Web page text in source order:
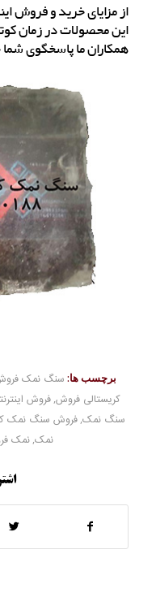
از مزایای خرید و فروش
این محصولات در زمان
همکاران ما پاسخگوی
برچسب ها: سنگ نمک
کریستالی فروش, فروش
سنگ نمک,فروش سنگ نمک
نمک,نمک